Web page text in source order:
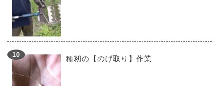
種籾の【のげ取り】作業